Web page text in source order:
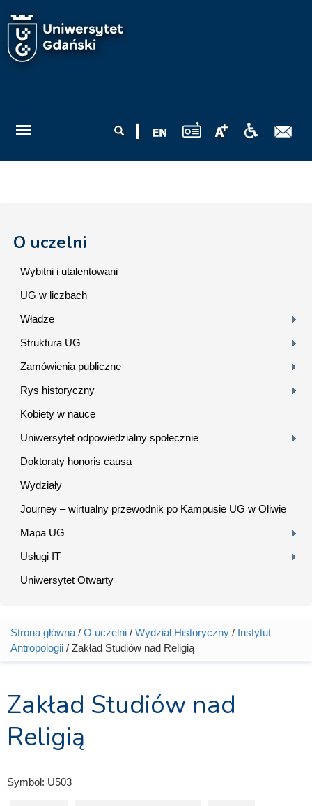
wyszukiwania
O uczelni
Wybitni i utalentowani
UG w liczbach
Władze
Struktura UG
Zamówienia publiczne
Rys historyczny
Kobiety w nauce
Uniwersytet odpowiedzialny społecznie
Doktoraty honoris causa
Wydziały
Journey – wirtualny przewodnik po Kampusie UG w Oliwie
Mapa UG
Usługi IT
Uniwersytet Otwarty
Jesteś tutaj
Strona główna / O uczelni / Wydział Historyczny / Instytut
Antropologii / Zakład Studiów nad Religią
Zakład Studiów nad
Religią
Symbol: U503